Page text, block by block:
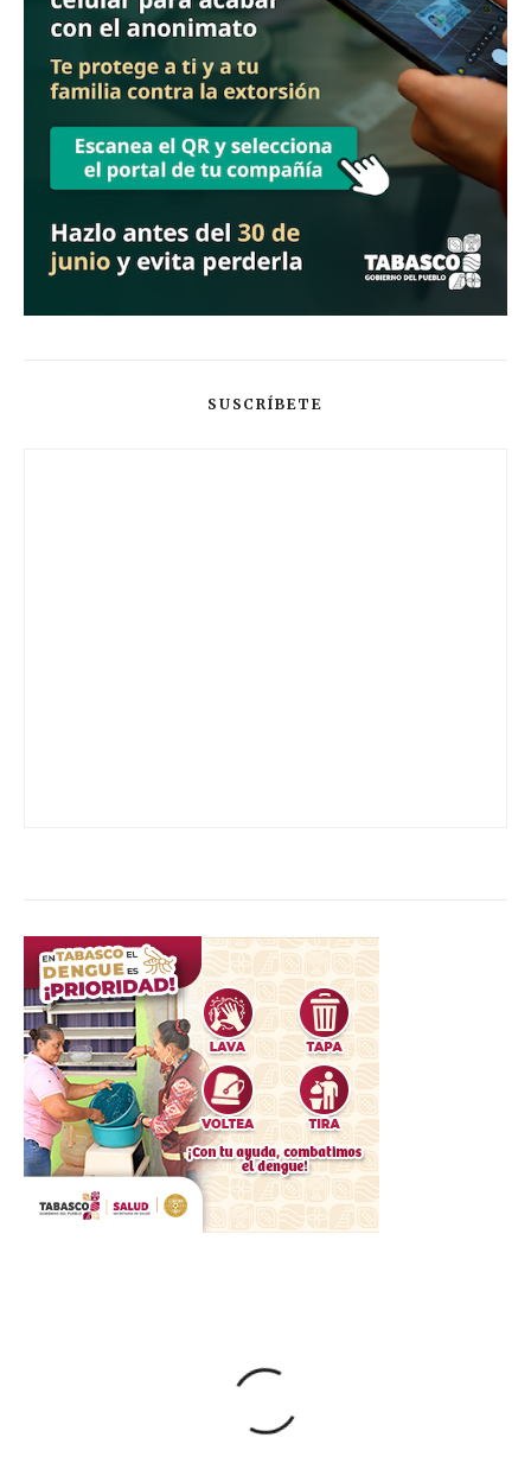
SUSCRÍBETE